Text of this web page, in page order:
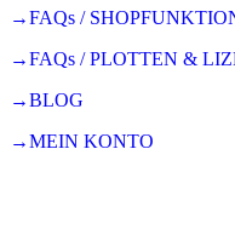
→FAQs /
→FAQs / PLOTTEN &
→BLOG
→MEIN KONTO